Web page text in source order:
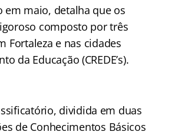
em maio, detalha que os
composto por três
Fortaleza e nas cidades
da Educação (CREDE’s).
dividida em duas
de Conhecimentos Básicos